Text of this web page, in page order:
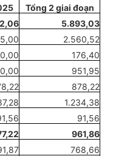
Tổng 2 giai đoạn
5.893,03
2.560,52
0,00
176,40
0,00
951,95
878,22
1.234,38
91,56
961,86
768,66